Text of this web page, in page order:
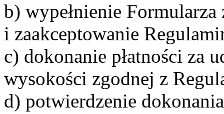
b) wypełnienie Formularza
i zaakceptowanie
c) dokonanie płatności za
wysokości zgodnej z
d) potwierdzenie